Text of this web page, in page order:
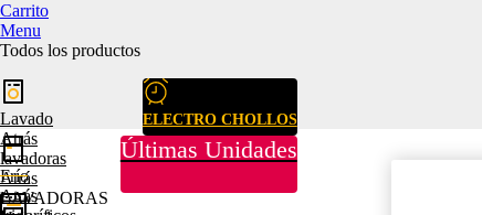
Carrito
Menu
Todos los productos
ELECTRO CHOLLOS
Últimas Unidades
Lavado
Atrás
lavadoras
Atrás
LAVADORAS
Frío
Atrás